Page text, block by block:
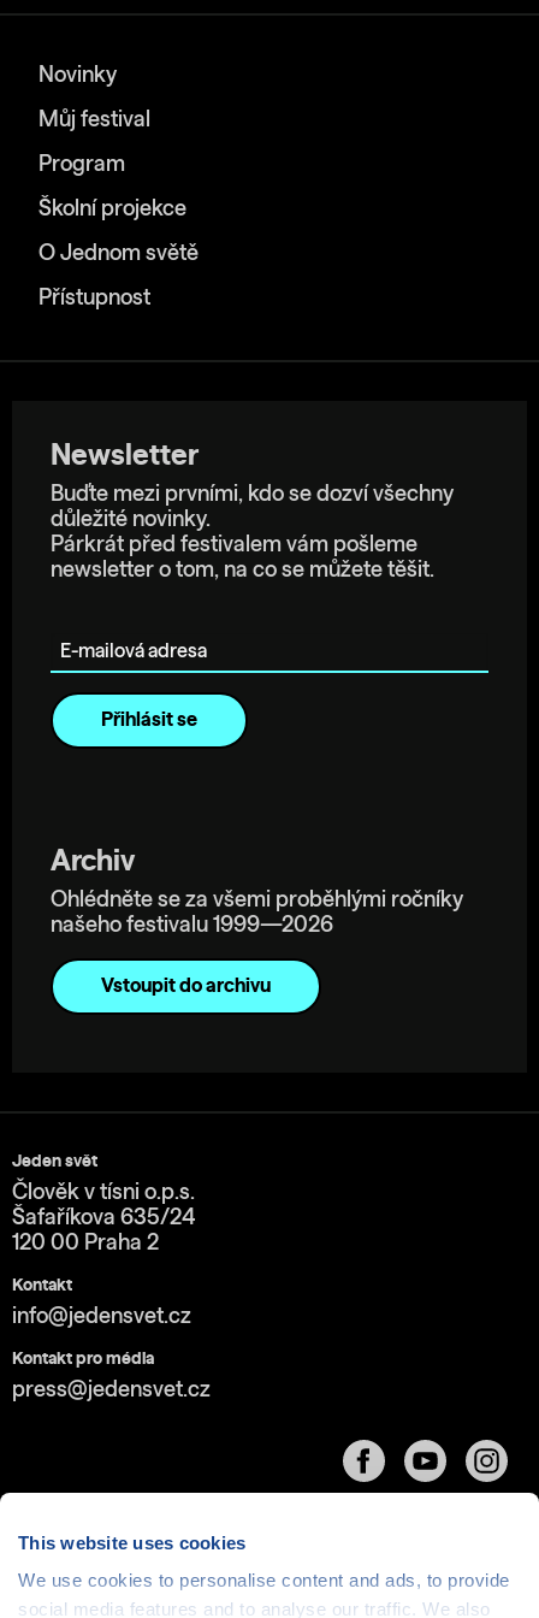
This website uses cookies
We use cookies to personalise content and ads, to provide
social media features and to analyse our traffic. We also
Novinky
Můj festival
Program
Školní projekce
O Jednom světě
Přístupnost
Newsletter
Buďte mezi prvními, kdo se dozví všechny
důležité novinky.
Párkrát před festivalem vám pošleme
newsletter o tom, na co se můžete těšit.
Archiv
Ohlédněte se za všemi proběhlými ročníky
našeho festivalu 1999—2026
Vstoupit do archivu
Jeden svět
Člověk v tísni o.p.s.
Šafaříkova 635/24
120 00 Praha 2
Kontakt
info@jedensvet.cz
Kontakt pro média
press@jedensvet.cz
Cookies| © 1999-2026 Člověk v tísni o.p.s., web běží